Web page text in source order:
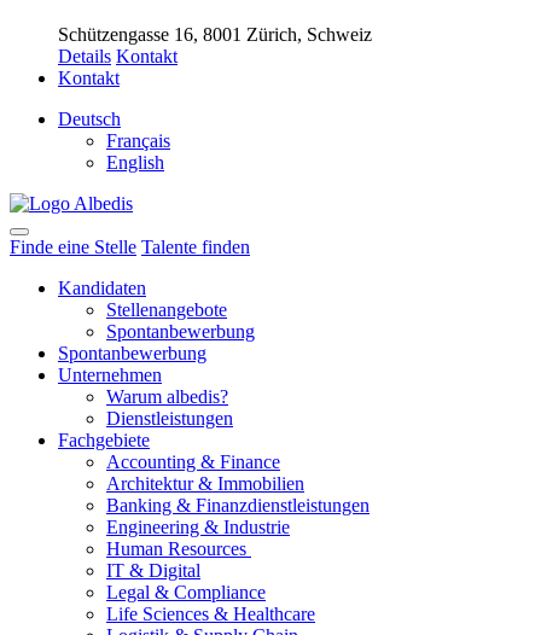
Schützengasse 16, 8001 Zürich, Schweiz
Details Kontakt
Kontakt
Deutsch
Français
English
Finde eine Stelle Talente finden
Kandidaten
Stellenangebote
Spontanbewerbung
Spontanbewerbung
Unternehmen
Warum albedis?
Dienstleistungen
Fachgebiete
Accounting & Finance
Architektur & Immobilien
Banking & Finanzdienstleistungen
Engineering & Industrie
Human Resources
IT & Digital
Legal & Compliance
Life Sciences & Healthcare